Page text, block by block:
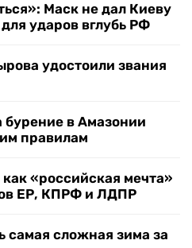
Маск не дал Киеву
ударов вглубь РФ
удостоили звания
в Амазонии
правилам
«российская мечта»
ЕР, КПРФ и ЛДПР
самая сложная зима за